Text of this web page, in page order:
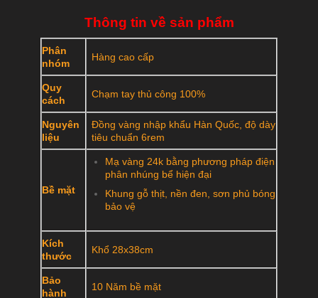
Thông tin về sản phẩm
Phân
nhóm
Hàng cao cấp
Quy
cách
Chạm tay thủ công 100%
Nguyên
liệu
Đồng vàng nhập khẩu Hàn Quốc, độ dày
tiêu chuẩn 6rem
Bề mặt
Mạ vàng 24k bằng phương pháp điện
phân nhúng bể hiện đại
Khung gỗ thịt, nền đen, sơn phủ bóng
bảo vệ
Kích
thước
Khổ 28x38cm
Bảo
hành
10 Năm bề mặt